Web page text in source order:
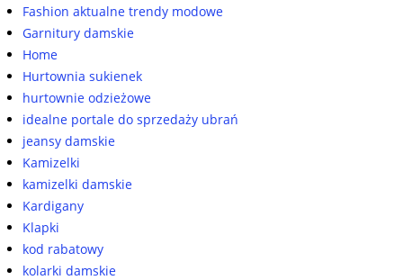
Fashion aktualne trendy modowe
Garnitury damskie
Home
Hurtownia sukienek
hurtownie odzieżowe
idealne portale do sprzedaży ubrań
jeansy damskie
Kamizelki
kamizelki damskie
Kardigany
Klapki
kod rabatowy
kolarki damskie